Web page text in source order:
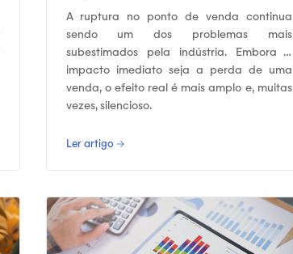
A ruptura no ponto de venda continua
sendo um dos problemas mais
subestimados pela indústria. Embora o
impacto imediato seja a perda de uma
venda, o efeito real é mais amplo e, muitas
vezes, silencioso.
Ler artigo →